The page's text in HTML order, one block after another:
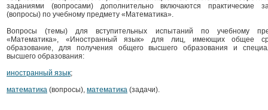
заданиями (вопросами) дополнительно включаются практические
(вопросы) по учебному предмету «Математика».
Вопросы (темы) для вступительных испытаний по учебному
«Математика», «Иностранный язык» для лиц, имеющих общее
образование, для получения общего высшего образования и
высшего образования:
иностранный язык;
математика (вопросы), математика (задачи).